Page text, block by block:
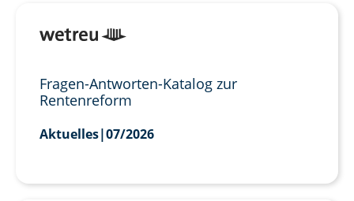
Fragen-Antworten-Katalog zur
Rentenreform
Aktuelles|07/2026